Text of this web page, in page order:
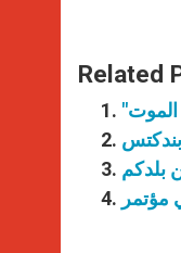
Related
بلدكم
مؤتمر